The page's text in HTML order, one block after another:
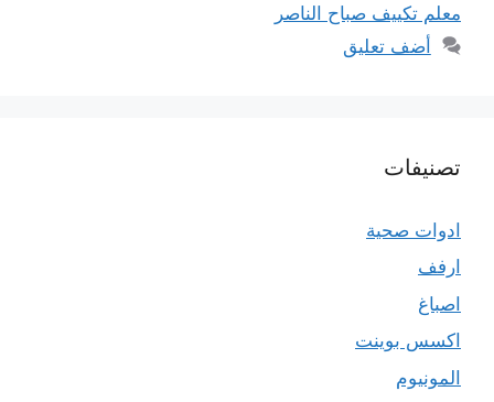
معلم تكييف صباح الناصر
أضف تعليق
تصنيفات
ادوات صحية
ارفف
اصباغ
اكسس بوينت
المونيوم